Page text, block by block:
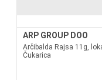
ARP GROUP DOO
Arčibalda Rajsa 11g,
Čukarica